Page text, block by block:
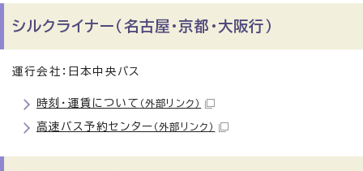
シルクライナー（名古屋・京都・大阪行）
運行会社：日本中央バス
時刻・運賃について （外部リンク）
高速バス予約センター （外部リンク）